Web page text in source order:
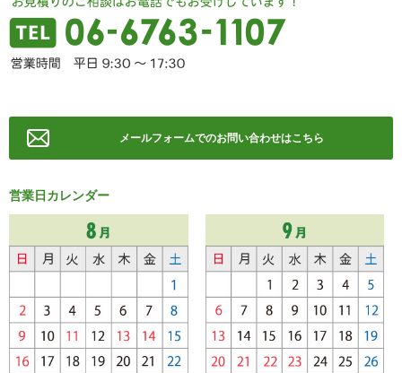
メールフォームでのお問い合わせはこちら
営業日カレンダー